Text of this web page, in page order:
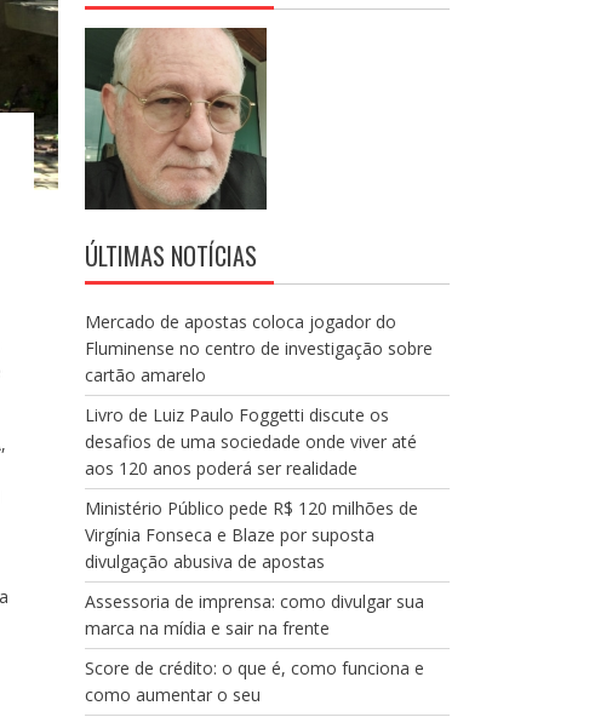
ÚLTIMAS NOTÍCIAS
Mercado de apostas coloca jogador do
Fluminense no centro de investigação sobre
cartão amarelo
Livro de Luiz Paulo Foggetti discute os
desafios de uma sociedade onde viver até
aos 120 anos poderá ser realidade
Ministério Público pede R$ 120 milhões de
Virgínia Fonseca e Blaze por suposta
divulgação abusiva de apostas
Assessoria de imprensa: como divulgar sua
marca na mídia e sair na frente
Score de crédito: o que é, como funciona e
como aumentar o seu